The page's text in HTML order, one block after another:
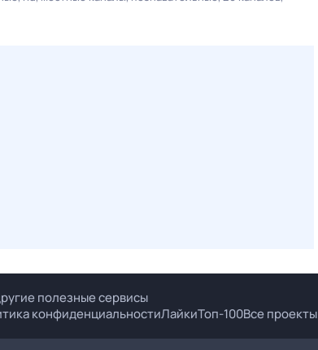
полезные сервисы
конфиденциальностиЛайкиТоп-100Все проекты